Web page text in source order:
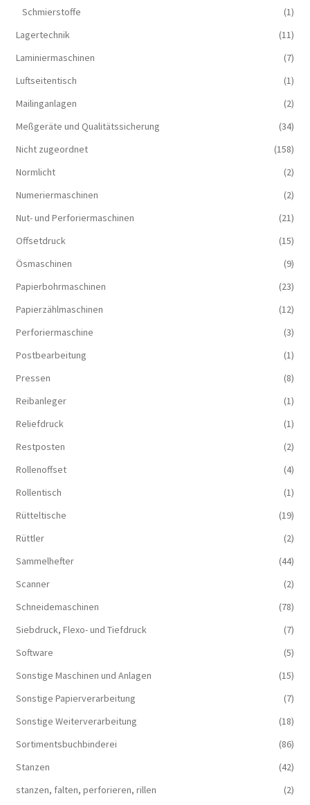
Schmierstoffe
(1)
Lagertechnik
(11)
Laminiermaschinen
(7)
Luftseitentisch
(1)
Mailinganlagen
(2)
Meßgeräte und Qualitätssicherung
(34)
Nicht zugeordnet
(158)
Normlicht
(2)
Numeriermaschinen
(2)
Nut- und Perforiermaschinen
(21)
Offsetdruck
(15)
Ösmaschinen
(9)
Papierbohrmaschinen
(23)
Papierzählmaschinen
(12)
Perforiermaschine
(3)
Postbearbeitung
(1)
Pressen
(8)
Reibanleger
(1)
Reliefdruck
(1)
Restposten
(2)
Rollenoffset
(4)
Rollentisch
(1)
Rütteltische
(19)
Rüttler
(2)
Sammelhefter
(44)
Scanner
(2)
Schneidemaschinen
(78)
Siebdruck, Flexo- und Tiefdruck
(7)
Software
(5)
Sonstige Maschinen und Anlagen
(15)
Sonstige Papierverarbeitung
(7)
Sonstige Weiterverarbeitung
(18)
Sortimentsbuchbinderei
(86)
Stanzen
(42)
stanzen, falten, perforieren, rillen
(2)